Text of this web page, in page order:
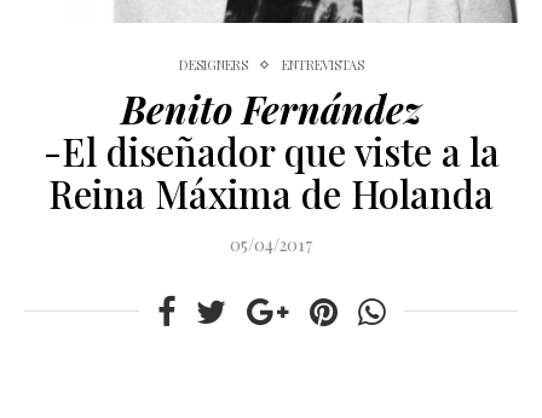
DESIGNERS ENTREVISTAS
Benito Fernández
-El diseñador que viste a la
Reina Máxima de Holanda
05/04/2017